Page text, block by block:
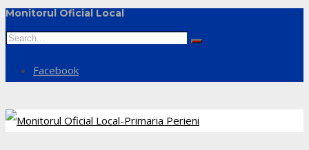
Monitorul Oficial Local
Facebook